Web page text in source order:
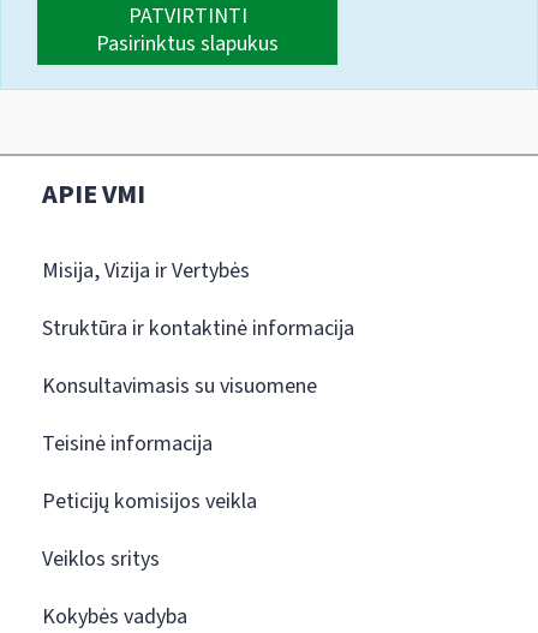
PATVIRTINTI
Pasirinktus slapukus
APIE VMI
Misija, Vizija ir Vertybės
Struktūra ir kontaktinė informacija
Konsultavimasis su visuomene
Teisinė informacija
Peticijų komisijos veikla
Veiklos sritys
Kokybės vadyba